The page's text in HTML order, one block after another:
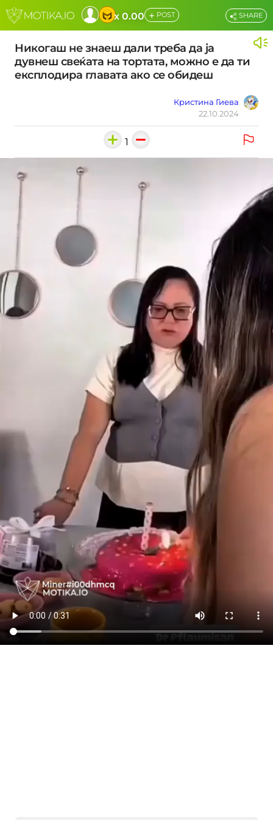
x 0.00 + POST
Никогаш не знаеш дали треба да ја
дувнеш свеќата на тортата, можно е да ти
експлодира главата ако се обидеш
Кристина Гиева
22.10.2024
SHARE
1